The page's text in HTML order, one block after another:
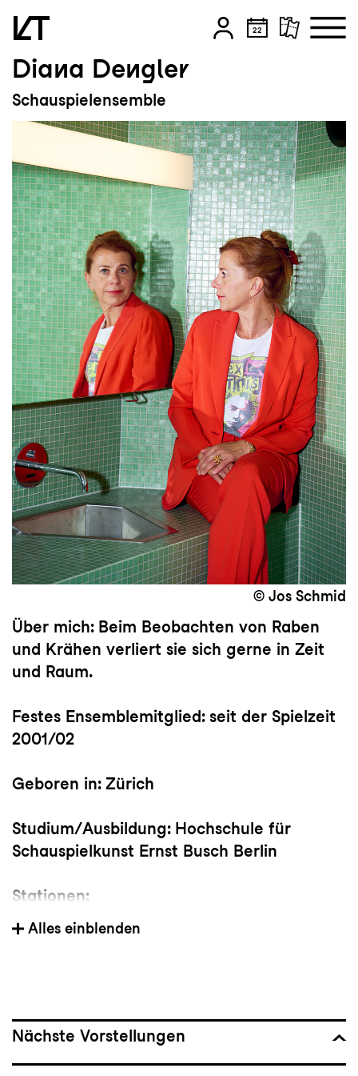
Zum Hauptinhalt springen
Zum Footer springen
Diana Dengler
Schauspielensemble
© Jos Schmid
Über mich: Beim Beobachten von Raben
und Krähen verliert sie sich gerne in Zeit
und Raum.
Festes Ensemblemitglied: seit der Spielzeit
2001/02
Geboren in: Zürich
Studium/Ausbildung: Hochschule für
Schauspielkunst Ernst Busch Berlin
Stationen:
Hans-Otto-Theater
Volksbühne Berlin
Aktuelle Filme: Rausch der Tragödie (Regie:
Alles einblenden
Nächste Vorstellungen